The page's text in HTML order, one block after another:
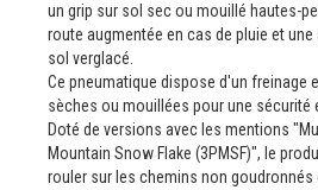
un grip sur sol sec ou mouillé hautes-
route augmentée en cas de pluie et
sol verglacé.
Ce pneumatique dispose d'un freinage
sèches ou mouillées pour une sécurité
Doté de versions avec les mentions
Mountain Snow Flake (3PMSF)", le
rouler sur les chemins non goudronnés